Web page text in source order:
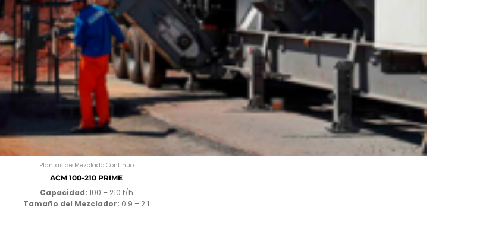
Plantas de Mezclado Continuo
ACM 100-210 PRIME
Capacidad: 100 – 210 t/h
Tamaño del Mezclador: 0.9 – 2.1